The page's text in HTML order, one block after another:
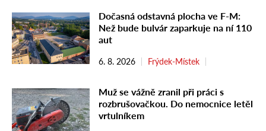
Dočasná odstavná plocha ve F-M:
Než bude bulvár zaparkuje na ní 110
aut
6. 8. 2026 Frýdek-Místek
Muž se vážně zranil při práci s
rozbrušovačkou. Do nemocnice letěl
vrtulníkem